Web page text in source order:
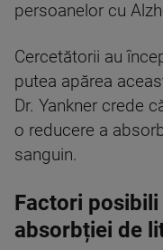
persoanelor cu
Cercetătorii au
putea apărea
Dr. Yankner crede
o reducere a
sanguin.
Factori
absorbției de